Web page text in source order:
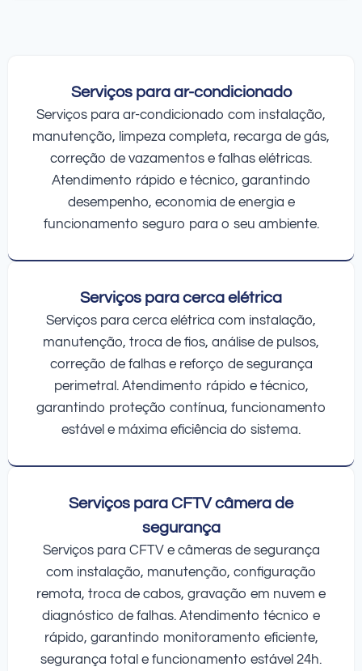
Serviços para ar-condicionado
Serviços para ar-condicionado com instalação,
manutenção, limpeza completa, recarga de gás,
correção de vazamentos e falhas elétricas.
Atendimento rápido e técnico, garantindo
desempenho, economia de energia e
funcionamento seguro para o seu ambiente.
Serviços para cerca elétrica
Serviços para cerca elétrica com instalação,
manutenção, troca de fios, análise de pulsos,
correção de falhas e reforço de segurança
perimetral. Atendimento rápido e técnico,
garantindo proteção contínua, funcionamento
estável e máxima eficiência do sistema.
Serviços para CFTV câmera de
segurança
Serviços para CFTV e câmeras de segurança
com instalação, manutenção, configuração
remota, troca de cabos, gravação em nuvem e
diagnóstico de falhas. Atendimento técnico e
rápido, garantindo monitoramento eficiente,
segurança total e funcionamento estável 24h.